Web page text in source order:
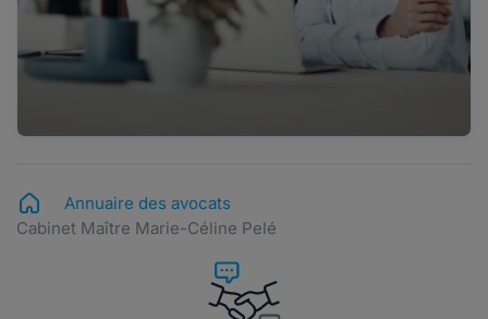
Annuaire des avocats
Cabinet Maître Marie-Céline Pelé